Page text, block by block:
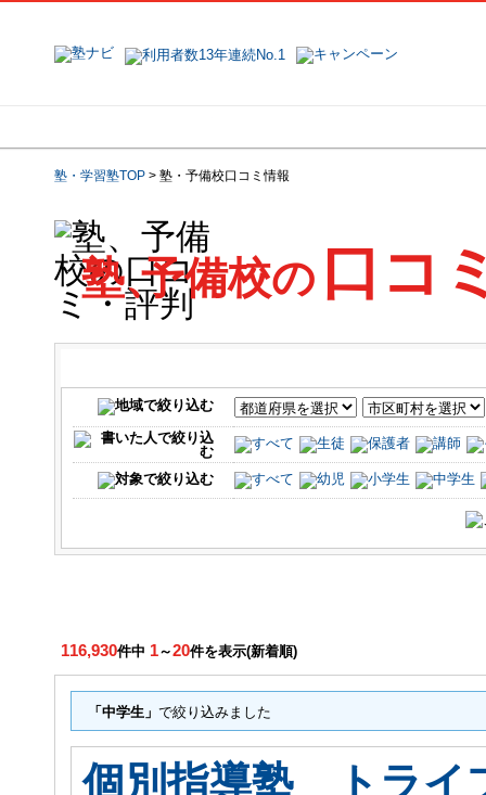
塾・学習塾TOP > 塾・予備校口コミ情報
塾、
予備校の 口コ
116,930件中 1～20件を表示(新着順)
「中学生」 で絞り込みました
個別指導塾 トライ